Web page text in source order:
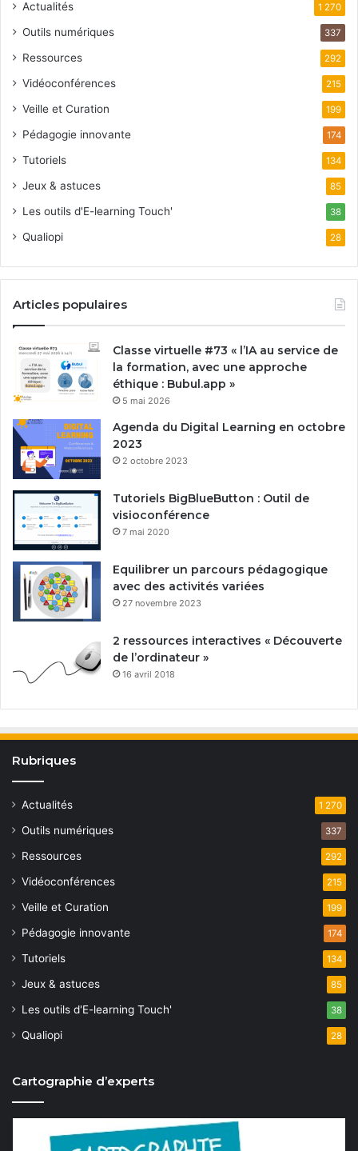
Actualités 1 270
Outils numériques 337
Ressources 292
Vidéoconférences 215
Veille et Curation 199
Pédagogie innovante 174
Tutoriels 134
Jeux & astuces 85
Les outils d'E-learning Touch' 38
Qualiopi 28
Articles populaires
Classe virtuelle #73 « l’IA au service de
la formation, avec une approche
éthique : Bubul.app »
5 mai 2026
Agenda du Digital Learning en octobre
2023
2 octobre 2023
Tutoriels BigBlueButton : Outil de
visioconférence
7 mai 2020
Equilibrer un parcours pédagogique
avec des activités variées
27 novembre 2023
2 ressources interactives « Découverte
de l’ordinateur »
16 avril 2018
Rubriques
Actualités 1 270
Outils numériques 337
Ressources 292
Vidéoconférences 215
Veille et Curation 199
Pédagogie innovante 174
Tutoriels 134
Jeux & astuces 85
Les outils d'E-learning Touch' 38
Qualiopi 28
Cartographie d’experts